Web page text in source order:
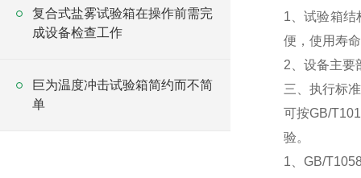
复合式盐雾试验箱在操作前需完
成设备检查工作
巨为温度冲击试验箱简约而不简
单
1、试验箱
便，使用寿
2、设备主要
三、执行标准
可按GB/
验。
1、GB/